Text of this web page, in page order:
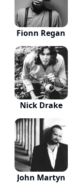
Fionn Regan
Nick Drake
John Martyn